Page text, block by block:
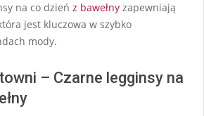
na co dzień z bawełny zapewniają
jest kluczowa w szybko
mody.
– Czarne legginsy na